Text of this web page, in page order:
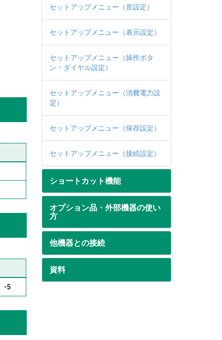
-5
セットアップメニュー（音設定）
セットアップメニュー（表示設定）
セットアップメニュー（操作ボタ
ン・ダイヤル設定）
セットアップメニュー（消費電力設
定）
セットアップメニュー（保存設定）
セットアップメニュー（接続設定）
ショートカット機能
オプション品・外部機器の使い
方
他機器との接続
資料